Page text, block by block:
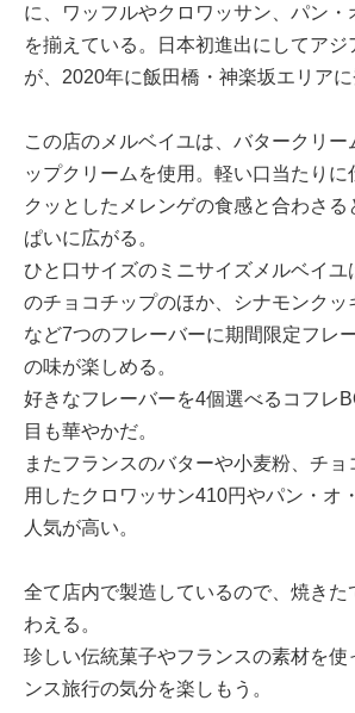
に、ワッフルやクロワッサン、パン・
を揃えている。日本初進出にしてア
が、2020年に飯田橋・神楽坂エリアに
この店のメルベイユは、バタークリー
ップクリームを使用。軽い口当たりに
クッとしたメレンゲの食感と合わさる
ぱいに広がる。
ひと口サイズのミニサイズメルベイユ
のチョコチップのほか、シナモンクッ
など7つのフレーバーに期間限定フレ
の味が楽しめる。
好きなフレーバーを4個選べるコフレ
目も華やかだ。
またフランスのバターや小麦粉、チョ
用したクロワッサン410円やパン・オ
人気が高い。
全て店内で製造しているので、焼きた
わえる。
珍しい伝統菓子やフランスの素材を使
ンス旅行の気分を楽しもう。